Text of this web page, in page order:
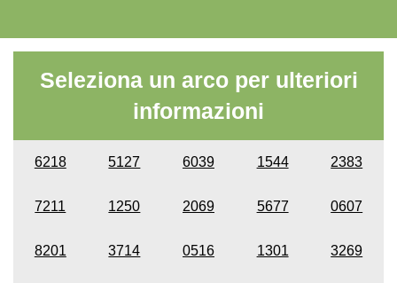
Seleziona un arco per ulteriori
informazioni
6218 5127 6039 1544 2383
7211 1250 2069 5677 0607
8201 3714 0516 1301 3269